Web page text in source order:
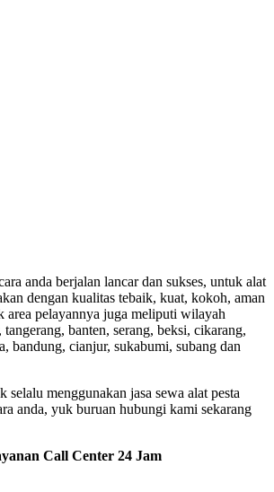
anda berjalan lancar dan sukses, untuk alat
dengan kualitas tebaik, kuat, kokoh, aman
area pelayannya juga meliputi wilayah
banten, serang, beksi, cikarang,
bandung, cianjur, sukabumi, subang dan
selalu menggunakan jasa sewa alat pesta
anda, yuk buruan hubungi kami sekarang
Call Center 24 Jam